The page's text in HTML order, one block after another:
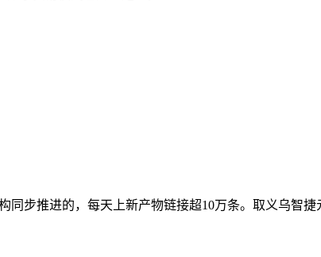
同步推进的，每天上新产物链接超10万条。取义乌智